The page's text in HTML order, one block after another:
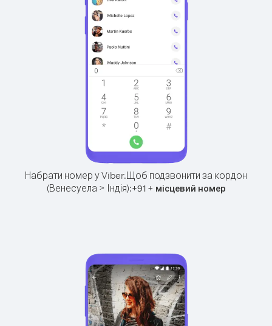
Набрати номер у Viber.Щоб подзвонити за кордон
(Венесуела > Індія):+91+ місцевий номер